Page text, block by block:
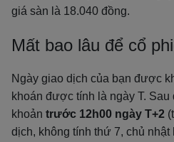
giá sàn là 18.040 đồng.
Mất bao lâu để cổ
Ngày giao dịch của bạn được
khoán được tính là ngày T.
khoản trước 12h00 ngày T+2
dịch, không tính thứ 7, chủ